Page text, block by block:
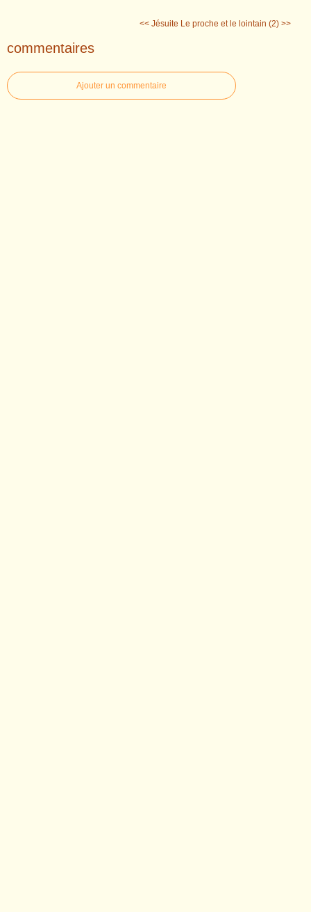
<< Jésuite Le proche et le lointain (2) >>
commentaires
Ajouter un commentaire